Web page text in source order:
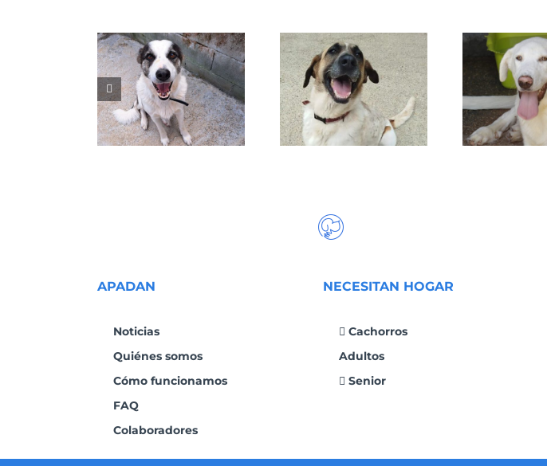
NALA DAFNE
APADAN
Noticias
Quiénes somos
Cómo funcionamos
FAQ
Colaboradores
NECESITAN HOGAR
Cachorros
Adultos
Senior